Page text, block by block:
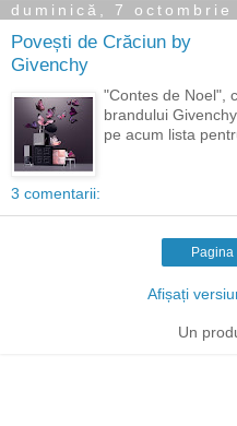
duminică, 7 octombrie
Povești de Crăciun by
Givenchy
"Contes de Noel",
brandului
pe acum lista
3 comentarii:
Afișați
Un